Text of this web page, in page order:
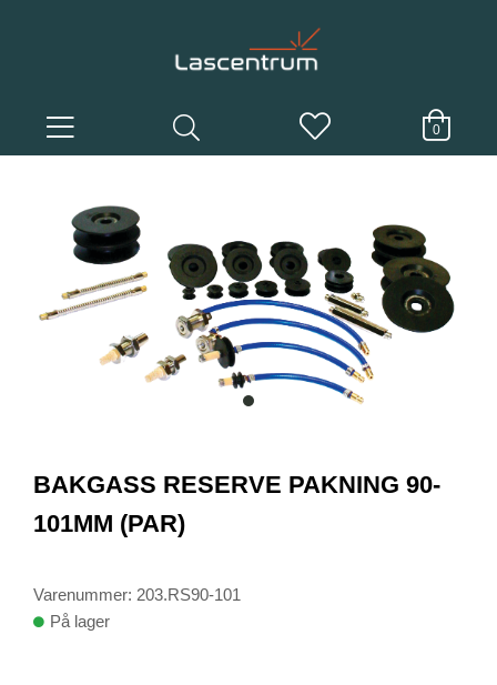
0
item
of
1
BAKGASS RESERVE PAKNING 90-
101MM (PAR)
Varenummer: 203.RS90-101
På lager